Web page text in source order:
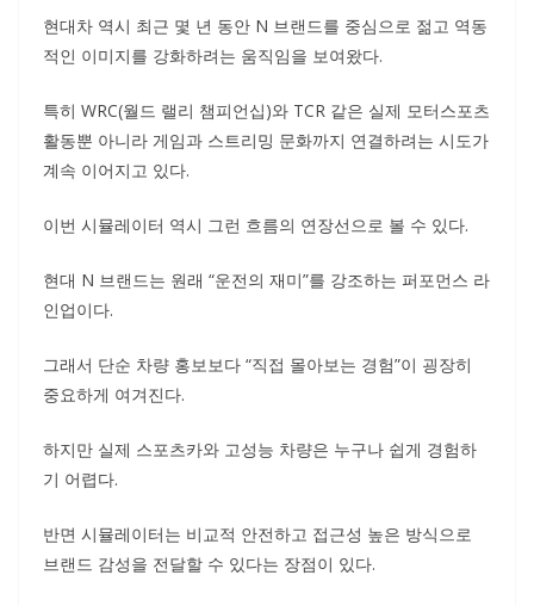
현대차 역시 최근 몇 년 동안 N 브랜드를 중심으로 젊고 역동
적인 이미지를 강화하려는 움직임을 보여왔다.
특히 WRC(월드 랠리 챔피언십)와 TCR 같은 실제 모터스포츠
활동뿐 아니라 게임과 스트리밍 문화까지 연결하려는 시도가
계속 이어지고 있다.
이번 시뮬레이터 역시 그런 흐름의 연장선으로 볼 수 있다.
현대 N 브랜드는 원래 “운전의 재미”를 강조하는 퍼포먼스 라
인업이다.
그래서 단순 차량 홍보보다 “직접 몰아보는 경험”이 굉장히
중요하게 여겨진다.
하지만 실제 스포츠카와 고성능 차량은 누구나 쉽게 경험하
기 어렵다.
반면 시뮬레이터는 비교적 안전하고 접근성 높은 방식으로
브랜드 감성을 전달할 수 있다는 장점이 있다.